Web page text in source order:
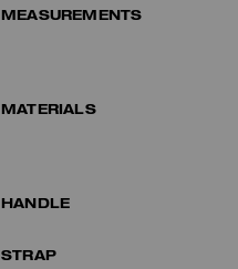
MEASUREMENTS
MATERIALS
HANDLE
STRAP